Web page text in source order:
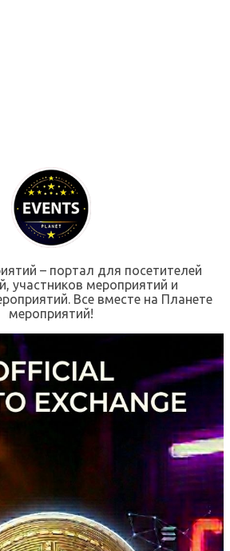
– портал для посетителей
участников мероприятий и
Все вместе на Планете
мероприятий!